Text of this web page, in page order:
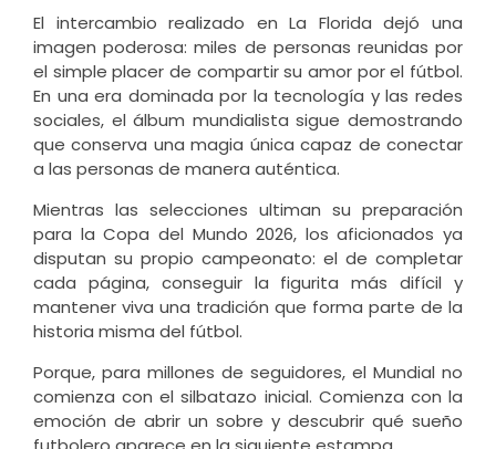
El intercambio realizado en La Florida dejó una
imagen poderosa: miles de personas reunidas por
el simple placer de compartir su amor por el fútbol.
En una era dominada por la tecnología y las redes
sociales, el álbum mundialista sigue demostrando
que conserva una magia única capaz de conectar
a las personas de manera auténtica.
Mientras las selecciones ultiman su preparación
para la Copa del Mundo 2026, los aficionados ya
disputan su propio campeonato: el de completar
cada página, conseguir la figurita más difícil y
mantener viva una tradición que forma parte de la
historia misma del fútbol.
Porque, para millones de seguidores, el Mundial no
comienza con el silbatazo inicial. Comienza con la
emoción de abrir un sobre y descubrir qué sueño